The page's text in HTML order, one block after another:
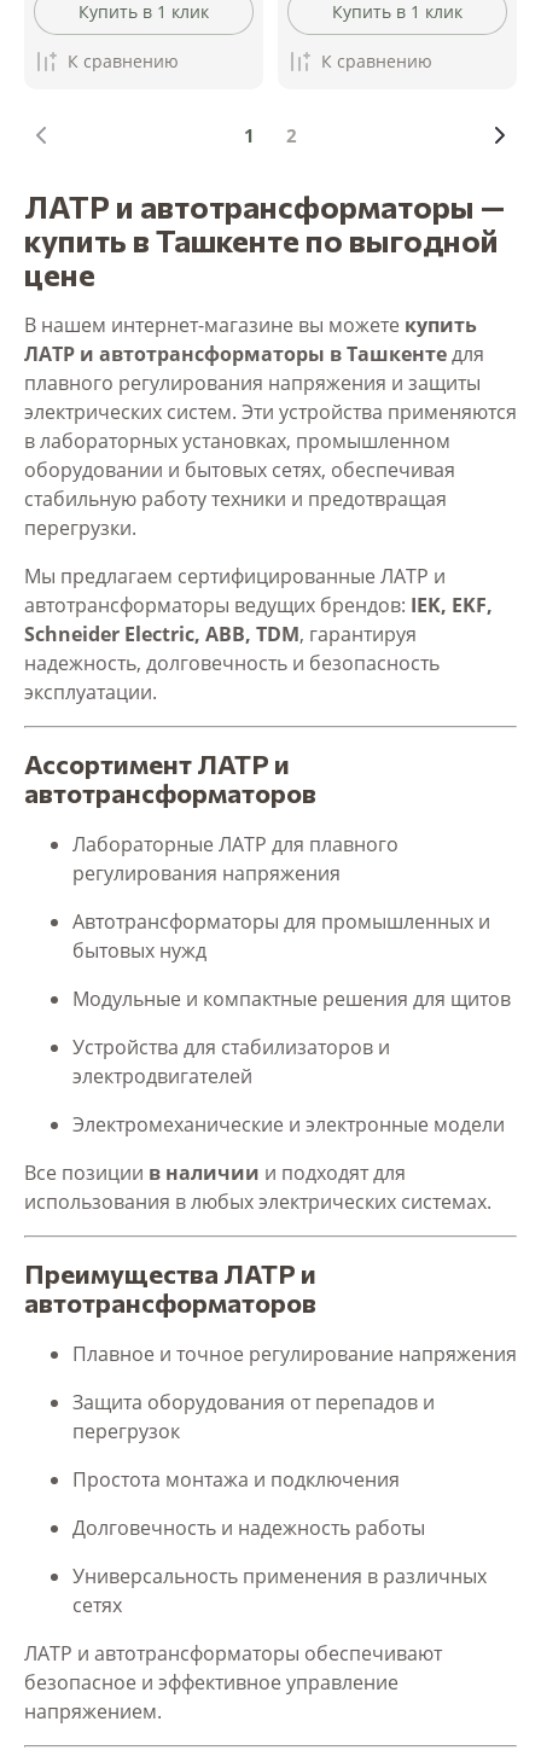
Купить в 1 клик
К сравнению
Купить в 1 клик
К сравнению
1 2
ЛАТР и автотрансформаторы —
купить в Ташкенте по выгодной
цене
В нашем интернет-магазине вы можете купить
ЛАТР и автотрансформаторы в Ташкентедля
плавного регулирования напряжения и защиты
электрических систем. Эти устройства применяются
в лабораторных установках, промышленном
оборудовании и бытовых сетях, обеспечивая
стабильную работу техники и предотвращая
перегрузки.
Мы предлагаем сертифицированные ЛАТР и
автотрансформаторы ведущих брендов: IEK, EKF,
Schneider Electric, ABB, TDM, гарантируя
надежность, долговечность и безопасность
эксплуатации.
Ассортимент ЛАТР и
автотрансформаторов
Лабораторные ЛАТР для плавного
регулирования напряжения
Автотрансформаторы для промышленных и
бытовых нужд
Модульные и компактные решения для щитов
Устройства для стабилизаторов и
электродвигателей
Электромеханические и электронные модели
Все позиции в наличии и подходят для
использования в любых электрических системах.
Преимущества ЛАТР и
автотрансформаторов
Плавное и точное регулирование напряжения
Защита оборудования от перепадов и
перегрузок
Простота монтажа и подключения
Долговечность и надежность работы
Универсальность применения в различных
сетях
ЛАТР и автотрансформаторы обеспечивают
безопасное и эффективное управление
напряжением.